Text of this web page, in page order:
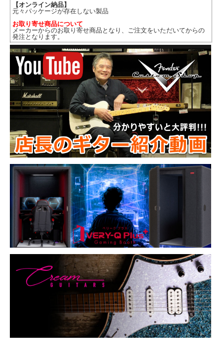
【オンライン納品】
元々パッケージが存在しない製品
お取り寄せ商品について
メーカーからのお取り寄せ商品となり、ご注文をいただいてからの
発注となります。